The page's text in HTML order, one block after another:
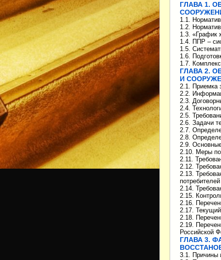
ГЛАВА 1.
1.1.
1.2.
1.3. «График
1.4. ППР –
1.5.
1.6.
1.7.
ГЛАВА 2.
И
2.1. Приемка
2.2.
2.3.
2.4.
2.5.
2.6. Задачи
2.7.
2.8.
2.9.
2.10. Меры
2.11.
2.12.
2.13.
потребителей
2.14.
2.15.
2.16.
2.17.
2.18.
2.19.
Российской
ГЛАВА 3.
3.1. Причины